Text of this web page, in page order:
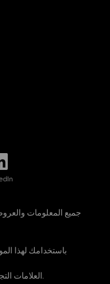
جميع المعلومات
باستخدامك لهذا
العلامات التجارية المشار إليها تعود إلى مالكيها الشرعيين.